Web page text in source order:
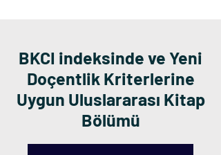
BKCI indeksinde ve Yeni
Doçentlik Kriterlerine
Uygun Uluslararası Kitap
Bölümü